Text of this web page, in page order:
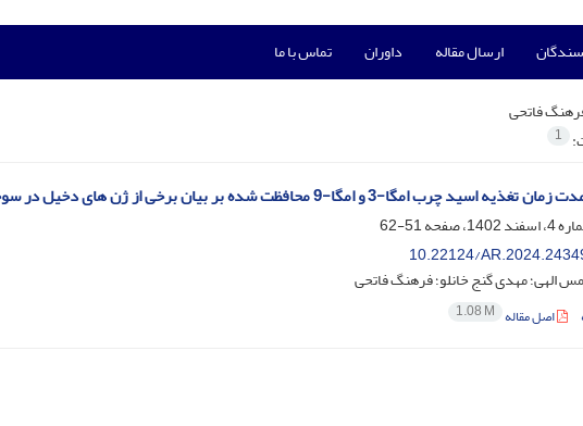
ارسال مقاله داوران تماس با ما
فاتحی
1
امگا-3 و امگا-9 محافظت شده بر بیان برخی از ژن های دخیل در سوخت و ساز چربی در بره های پرواری
51-62
10.22124/
الهی؛ مهدی گنج خانلو؛ فرهنگ فاتحی
اصل مقاله 1.08 M